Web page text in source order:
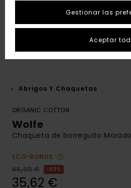
Abrigos Y Chaquetas
ORGANIC COTTON
Wolfe
Chaqueta de borreguito
ECO-BONUS
95,00 €
63%
35,62 €
Gestionar las
Aceptar